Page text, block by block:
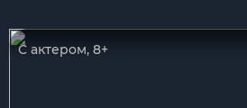
С актером, 8+